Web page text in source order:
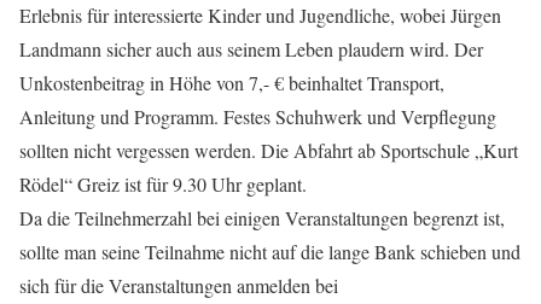
Erlebnis für interessierte Kinder und Jugendliche, wobei Jürgen
Landmann sicher auch aus seinem Leben plaudern wird. Der
Unkostenbeitrag in Höhe von 7,- € beinhaltet Transport,
Anleitung und Programm. Festes Schuhwerk und Verpflegung
sollten nicht vergessen werden. Die Abfahrt ab Sportschule „Kurt
Rödel“ Greiz ist für 9.30 Uhr geplant.
Da die Teilnehmerzahl bei einigen Veranstaltungen begrenzt ist,
sollte man seine Teilnahme nicht auf die lange Bank schieben und
sich für die Veranstaltungen anmelden bei